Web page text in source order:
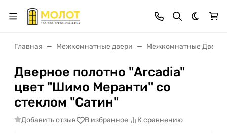
Темная
Главная Межкомнатные двери Межкомнатные Двери
Дверное полотно "Arcadia"
цвет "Шимо Меранти" со
стеклом "Сатин"
Добавить отзыв В избранное К сравнению